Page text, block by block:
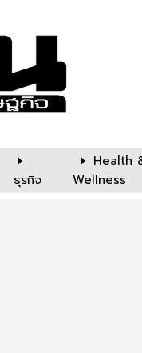
ธุรกิจ
Health
Wellness